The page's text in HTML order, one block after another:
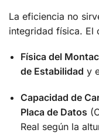
La eficiencia no
integridad física. El
Física del
de Estabilidad y
Capacidad de
Placa de Datos
Real según la